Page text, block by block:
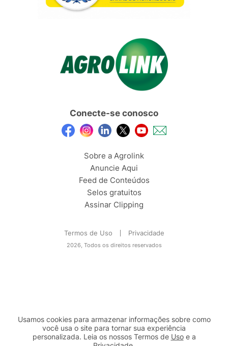
Conecte-se conosco
Sobre a Agrolink
Anuncie Aqui
Feed de Conteúdos
Selos gratuitos
Assinar Clipping
Termos de Uso Privacidade
2026, Todos os direitos reservados
Usamos cookies para armazenar informações sobre como
você usa o site para tornar sua experiência
personalizada. Leia os nossos Termos de Usoe a